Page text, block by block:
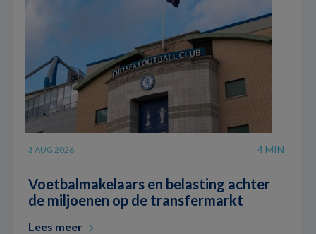
3 AUG 2026 4 MIN
Voetbalmakelaars en belasting achter
de miljoenen op de transfermarkt
Lees meer